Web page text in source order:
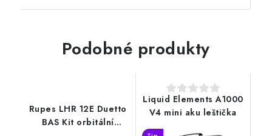
Podobné produkty
Rupes LHR 12E Duetto
BAS Kit orbitální
Liquid Elements A1000
V4 mini aku leštička